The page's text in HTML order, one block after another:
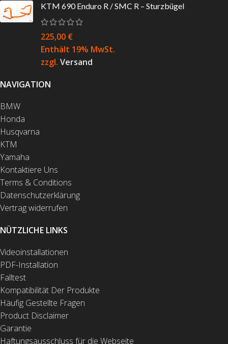
KTM 690 Enduro R / SMC R – Sturzbügel
225,00 €
Enthält 19% MwSt.
zzgl. Versand
NAVIGATION
BMW
Honda
Husqvarna
KTM
Yamaha
Kontaktiere Uns
Terms & Conditions
Datenschutzerklärung
Vertrag widerrufen
NÜTZLICHE LINKS
Videoinstallationen
PDF-Installation
Falltest
Kompatibilität Der Produkte
Häufig Gestellte Fragen
Product Disclaimer
Garantie
Haftungsausschluss für die Webseite